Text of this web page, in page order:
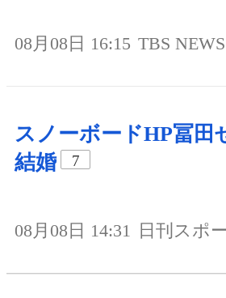
08月08日 16:15 TBS
スノーボードHP冨田
結婚
7
08月08日 14:31 日刊スポ